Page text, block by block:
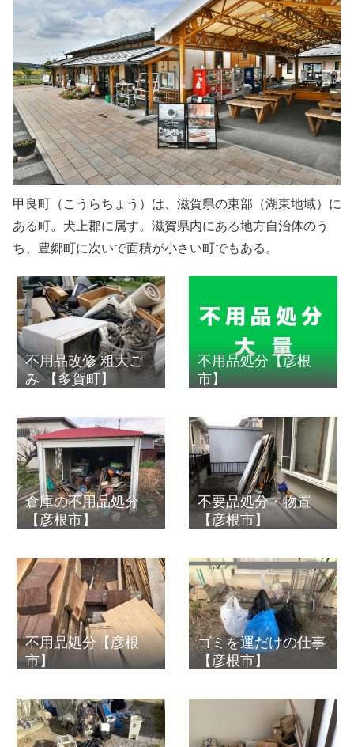
甲良町（こうらちょう）は、滋賀県の東部（湖東地域）に
ある町。犬上郡に属す。滋賀県内にある地方自治体のう
ち、豊郷町に次いで面積が小さい町でもある。
不用品改修 粗大ご
み 【多賀町】
不用品処分【彦根
市】
倉庫の不用品処分
【彦根市】
不要品処分・物置
【彦根市】
不用品処分【彦根
市】
ゴミを運だけの仕事
【彦根市】